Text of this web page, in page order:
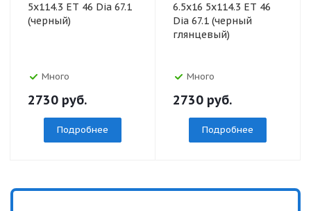
5x114.3 ET 46 Dia 67.1
(черный)
Много
2730 руб.
Подробнее
6.5x16 5x114.3 ET 46
Dia 67.1 (черный
глянцевый)
Много
2730 руб.
Подробнее